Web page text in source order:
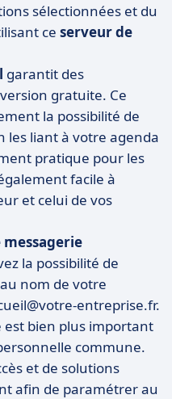
sélectionnées et du
ce serveur de
garantit des
gratuite. Ce
la possibilité de
les liant à votre agenda
pratique pour les
facile à
et celui de vos
la possibilité de
nom de votre
entreprise.fr.
est bien plus important
commune.
et de solutions
afin de paramétrer au